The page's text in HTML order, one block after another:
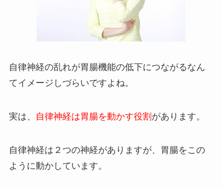
自律神経の乱れが胃腸機能の低下につながるなん
てイメージしづらいですよね。
実は、 自律神経は胃腸を動かす役割 があります。
自律神経は２つの神経がありますが、胃腸をこの
ように動かしています。